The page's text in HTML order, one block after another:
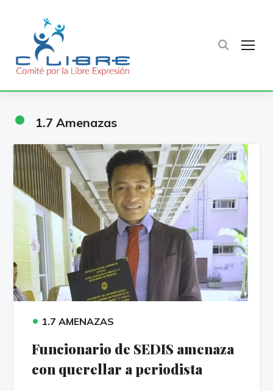
• 1.7 Amenazas
• 1.7 AMENAZAS
Funcionario de SEDIS amenaza
con querellar a periodista